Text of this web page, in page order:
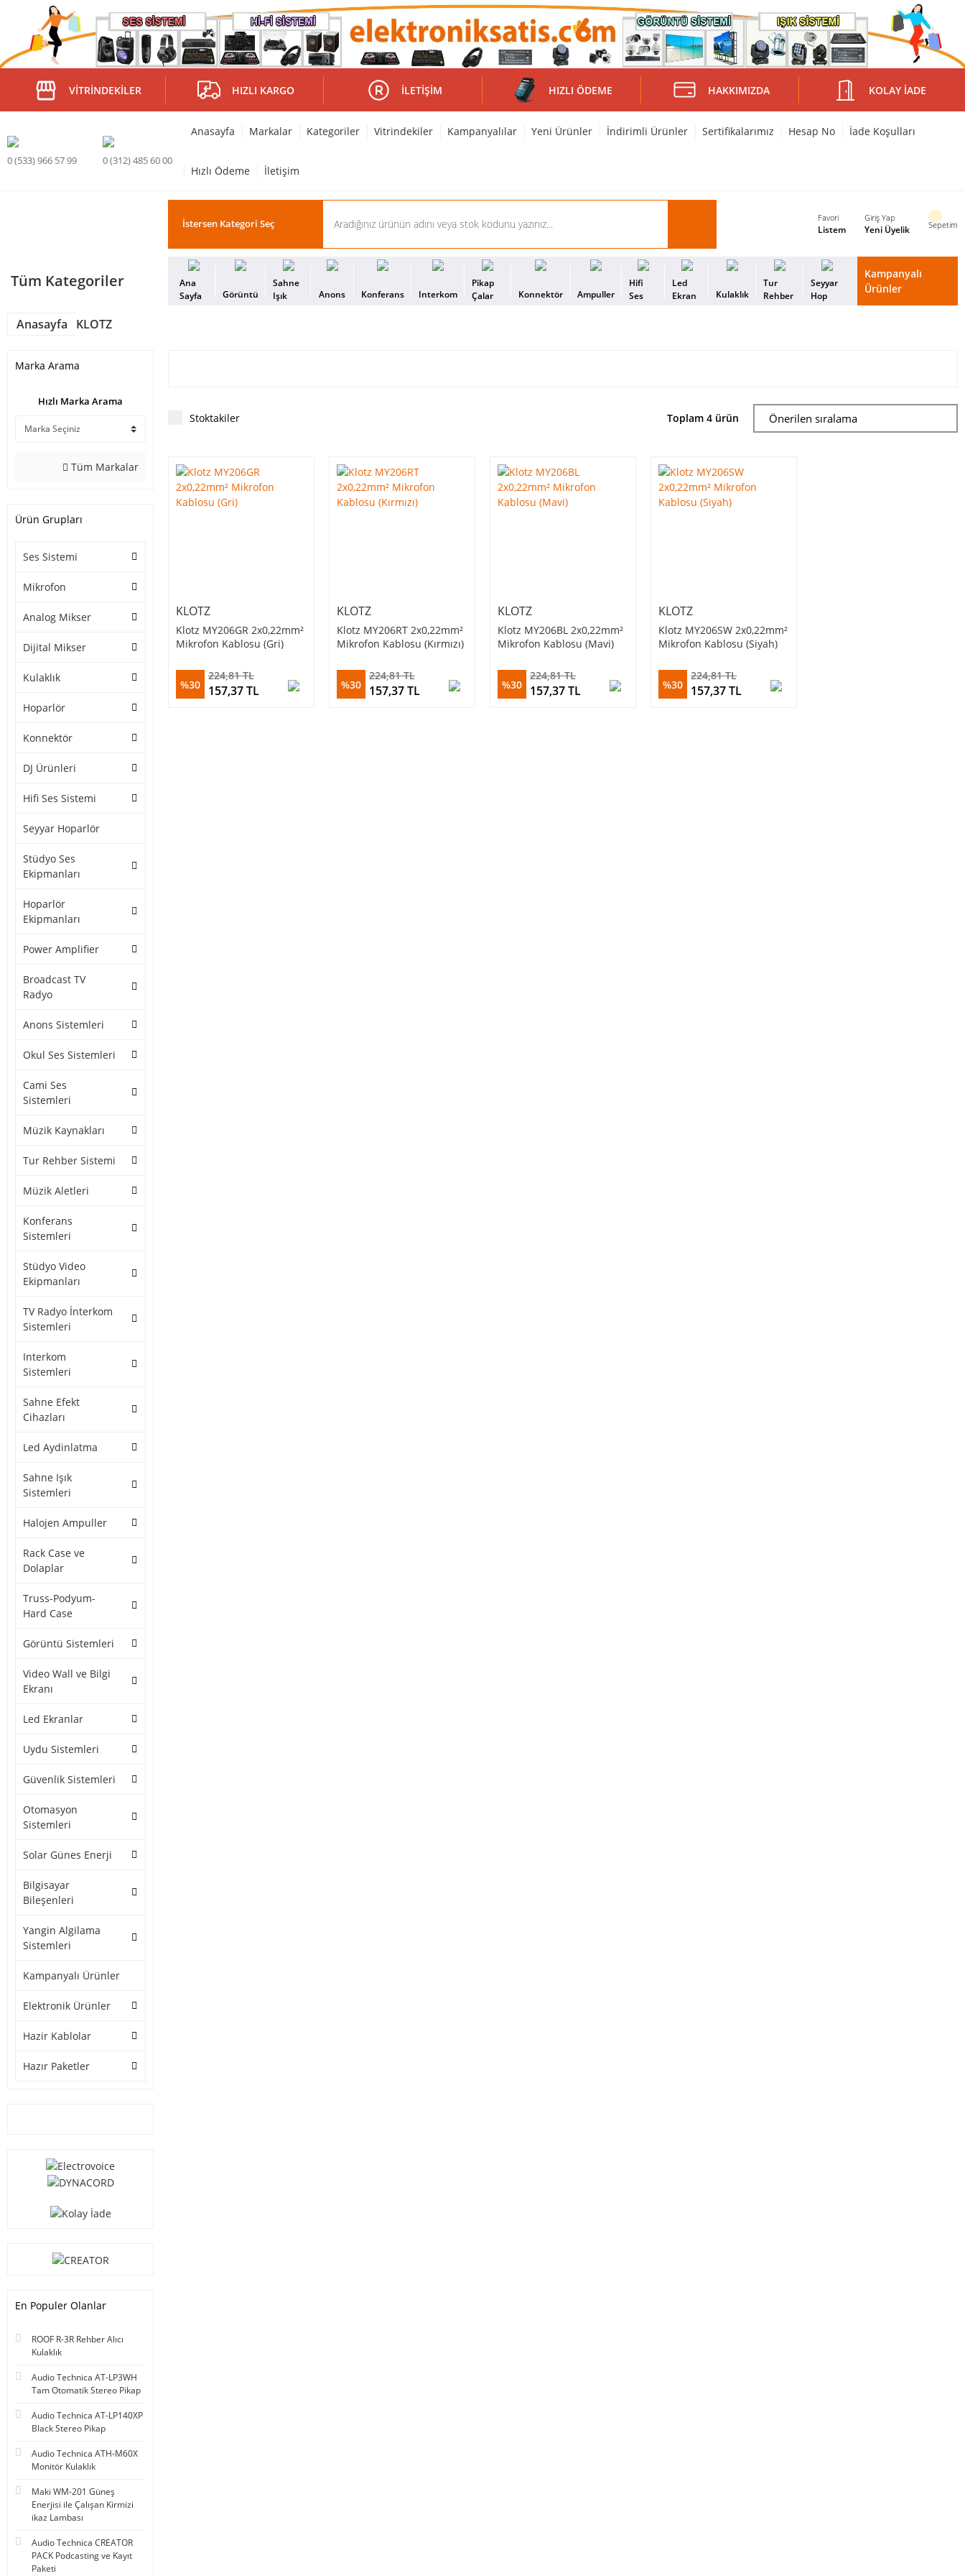
VITRINDEKILER HIZLI KARGO İLETIŞIM HIZLI ÖDEME HAKKIMIZDA KOLAY İADE
0 (533) 966 57 99 0 (312) 485 60 00
Anasayfa Markalar Kategoriler Vitrindekiler Kampanyalılar Yeni Ürünler İndirimli Ürünler Sertifikalarımız Hesap No İade Koşulları
Hızlı Ödeme İletişim
Favori
Listem
Giriş Yap
Yeni Üyelik Sepetim
Tüm Kategoriler
Ana
Sayfa
Görüntü
Sahne
Işık
Anons Konferans Interkom
Pikap
Çalar
Konnektör Ampuller
Hifi
Ses
Led
Ekran
Kulaklık
Tur
Rehber
Seyyar
Hop
Kampanyalı
Ürünler
Anasayfa KLOTZ
Marka Arama
Hızlı Marka Arama
Tüm Markalar
Ürün Grupları
Ses Sistemi
Mikrofon
Analog Mikser
Dijital Mikser
Kulaklık
Hoparlör
Konnektör
DJ Ürünleri
Hifi Ses Sistemi
Seyyar Hoparlör
Stüdyo Ses
Ekipmanları
Hoparlör
Ekipmanları
Power Amplifier
Broadcast TV
Radyo
Anons Sistemleri
Okul Ses Sistemleri
Cami Ses
Sistemleri
Müzik Kaynakları
Tur Rehber Sistemi
Müzik Aletleri
Konferans
Sistemleri
Stüdyo Video
Ekipmanları
TV Radyo İnterkom
Sistemleri
Interkom
Sistemleri
Sahne Efekt
Cihazları
Led Aydinlatma
Sahne Işık
Sistemleri
Halojen Ampuller
Rack Case ve
Dolaplar
Truss-Podyum-
Hard Case
Görüntü Sistemleri
Video Wall ve Bilgi
Ekranı
Led Ekranlar
Uydu Sistemleri
Güvenlik Sistemleri
Otomasyon
Sistemleri
Solar Günes Enerji
Bilgisayar
Bileşenleri
Yangin Algilama
Sistemleri
Kampanyalı Ürünler
Elektronik Ürünler
Hazir Kablolar
Hazır Paketler
En Populer Olanlar
ROOF R-3R Rehber Alıcı
Kulaklık
Audio Technica AT-LP3WH
Tam Otomatik Stereo Pikap
Audio Technica AT-LP140XP
Black Stereo Pikap
Audio Technica ATH-M60X
Monitör Kulaklık
Maki WM-201 Güneş
Enerjisi ile Çalışan Kirmizi
ikaz Lambası
Audio Technica CREATOR
PACK Podcasting ve Kayıt
Paketi
Stoktakiler Toplam 4 ürün
KLOTZ
Klotz MY206GR 2x0,22mm²
Mikrofon Kablosu (Gri)
%30
224,81 TL
157,37 TL
KLOTZ
Klotz MY206RT 2x0,22mm²
Mikrofon Kablosu (Kırmızı)
%30
224,81 TL
157,37 TL
KLOTZ
Klotz MY206BL 2x0,22mm²
Mikrofon Kablosu (Mavi)
%30
224,81 TL
157,37 TL
KLOTZ
Klotz MY206SW 2x0,22mm²
Mikrofon Kablosu (Siyah)
%30
224,81 TL
157,37 TL